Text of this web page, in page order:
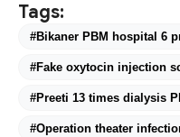
Tags:
#Bikaner PBM hospital 6
#Fake oxytocin injection
#Preeti 13 times dialysis
#Operation theater